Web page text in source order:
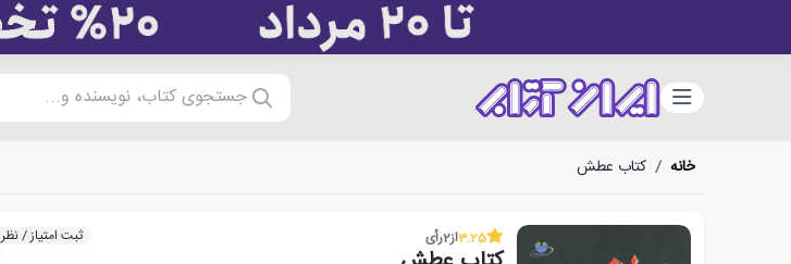
دسته‌بندی جستجوی کتاب، نویسنده و...
خانه / کتاب عطش
3.25از2رأی ثبت امتیاز / نظر